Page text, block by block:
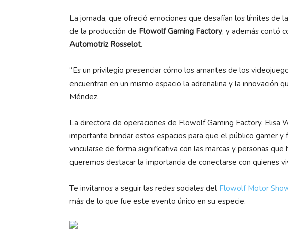
La jornada, que ofreció emociones que desafían los límites de
de la producción de Flowolf Gaming Factory, y además contó
Automotriz Rosselot.
“Es un privilegio presenciar cómo los amantes de los
encuentran en un mismo espacio la adrenalina y la innovación
Méndez.
La directora de operaciones de Flowolf Gaming Factory, Elisa
importante brindar estos espacios para que el público gamer
vincularse de forma significativa con las marcas y personas
queremos destacar la importancia de conectarse con quienes
Te invitamos a seguir las redes sociales del Flowolf Motor
más de lo que fue este evento único en su especie.